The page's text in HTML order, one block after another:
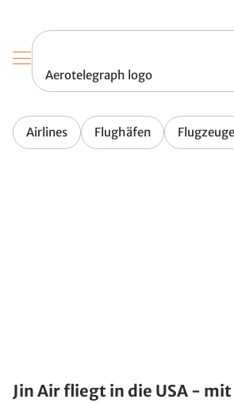
Aerotelegraph logo
Airlines Flughäfen Flugzeuge
Jin Air fliegt in die USA -